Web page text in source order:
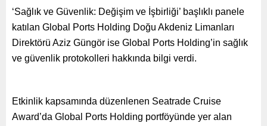
‘Sağlık ve Güvenlik: Değişim ve İşbirliği’ başlıklı panele
katılan Global Ports Holding Doğu Akdeniz Limanları
Direktörü Aziz Güngör ise Global Ports Holding’in sağlık
ve güvenlik protokolleri hakkında bilgi verdi.
Etkinlik kapsamında düzenlenen Seatrade Cruise
Award’da Global Ports Holding portföyünde yer alan